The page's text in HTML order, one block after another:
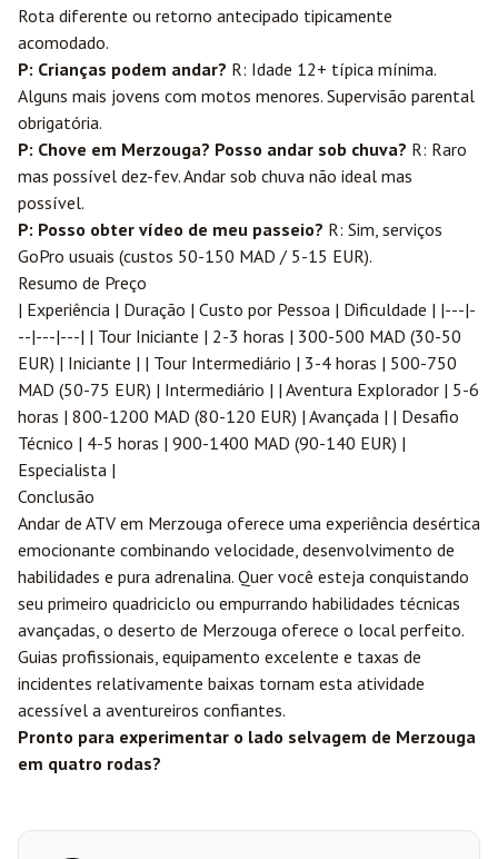
Rota diferente ou retorno antecipado tipicamente
acomodado.
P: Crianças podem andar? R: Idade 12+ típica mínima.
Alguns mais jovens com motos menores. Supervisão parental
obrigatória.
P: Chove em Merzouga? Posso andar sob chuva? R: Raro
mas possível dez-fev. Andar sob chuva não ideal mas
possível.
P: Posso obter vídeo de meu passeio? R: Sim, serviços
GoPro usuais (custos 50-150 MAD / 5-15 EUR).
Resumo de Preço
| Experiência | Duração | Custo por Pessoa | Dificuldade | |---|-
--|---|---| | Tour Iniciante | 2-3 horas | 300-500 MAD (30-50
EUR) | Iniciante | | Tour Intermediário | 3-4 horas | 500-750
MAD (50-75 EUR) | Intermediário | | Aventura Explorador | 5-6
horas | 800-1200 MAD (80-120 EUR) | Avançada | | Desafio
Técnico | 4-5 horas | 900-1400 MAD (90-140 EUR) |
Especialista |
Conclusão
Andar de ATV em Merzouga oferece uma experiência desértica
emocionante combinando velocidade, desenvolvimento de
habilidades e pura adrenalina. Quer você esteja conquistando
seu primeiro quadriciclo ou empurrando habilidades técnicas
avançadas, o deserto de Merzouga oferece o local perfeito.
Guias profissionais, equipamento excelente e taxas de
incidentes relativamente baixas tornam esta atividade
acessível a aventureiros confiantes.
Pronto para experimentar o lado selvagem de Merzouga
em quatro rodas?